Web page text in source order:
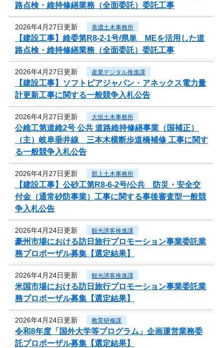
路点検・維持修繕業務（全面委託）委託工事
2026年4月27日更新 美濃土木事務所
【建設工事】維委第R8-2-1号/県単 MEを活用した道
路点検・維持修繕業務（全面委託）委託工事
2026年4月27日更新 産業デジタル推進課
【建設工事】ソフトピアジャパン・アネックス電力量
計更新工事に関する一般競争入札公告
2026年4月27日更新 大垣土木事務所
公維工第道維2号 公共 道路維持修繕事業（国補正）
（主）岐阜垂井線 三本木横断歩道橋補修 工事に関す
る一般競争入札公告
2026年4月27日更新 郡上土木事務所
【建設工事】公砂工第R8-6-2号/公共 防災・安全交
付金（通常砂防事業）工事に関する事後審査型一般競
争入札公告
2026年4月24日更新 観光誘客推進課
豪州市場における訪日旅行プロモーション事業委託業
務プロポーザル募集【選定結果】
2026年4月24日更新 観光誘客推進課
米国市場における訪日旅行プロモーション事業委託業
務プロポーザル募集【選定結果】
2026年4月24日更新 教育研修課
令和8年度「国外大学等プログラム」企画運営業務委
託プロポーザル募集【選定結果】